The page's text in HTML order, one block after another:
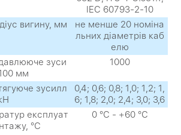
IEC 60793-2-10
вигину, мм
не менше 20 номіна
льних діаметрів каб
елю
зуси
мм
1000
зусилл
0,4; 0,6; 0,8; 1,0; 1,2; 1,
6; 1,8; 2,0; 2,4; 3,0; 3,6
експлуат
°С
0 °С - +60 °С